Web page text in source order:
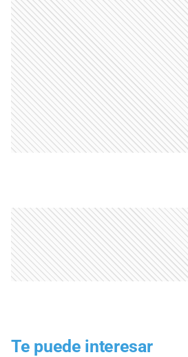
Te puede interesar